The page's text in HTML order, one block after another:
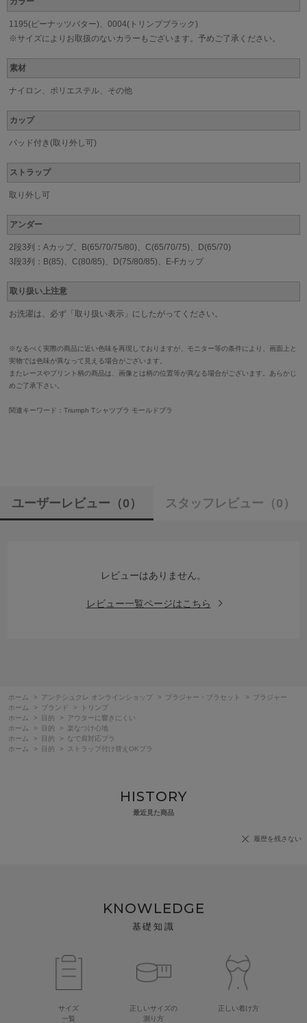
1195(ピーナッツバター)、0004(トリンプブラック)
※サイズによりお取扱のないカラーもございます。予めご了承ください。
素材
ナイロン、ポリエステル、その他
カップ
パッド付き(取り外し可)
ストラップ
取り外し可
アンダー
2段3列：Aカップ、B(65/70/75/80)、C(65/70/75)、D(65/70)
3段3列：B(85)、C(80/85)、D(75/80/85)、E-Fカップ
取り扱い上注意
お洗濯は、必ず「取り扱い表示」にしたがってください。
※なるべく実際の商品に近い色味を再現しておりますが、モニター等の条件により、画面上と
実物では色味が異なって見える場合がございます。
またレースやプリント柄の商品は、画像とは柄の位置等が異なる場合がございます。あらかじ
めご了承下さい。
関連キーワード：Triumph Tシャツブラ モールドブラ
ユーザーレビュー （0） スタッフレビュー （0）
レビューはありません。
レビュー一覧ページはこちら
ホーム > アンテシュクレ オンラインショップ > ブラジャー・ブラセット >
ブラジャー
ホーム
> ブランド >
トリンプ
ホーム
> 目的 >
アウターに響きにくい
ホーム
> 目的 >
楽なつけ心地
ホーム
> 目的 >
なで肩対応ブラ
ホーム
> 目的 > ストラップ付け替えOKブラ
HISTORY
最近見た商品
履歴を残さない
KNOWLEDGE
基礎知識
サイズ
一覧
正しいサイズの
測り方
正しい着け方